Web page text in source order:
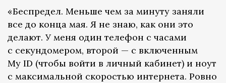
«Беспредел. Меньше чем за минуту заняли
все до конца мая. Я не знаю, как они это
делают. У меня один телефон с часами
с секундомером, второй — с включенным
My ID (чтобы войти в личный кабинет) и ноут
с максимальной скоростью интернета. Ровно